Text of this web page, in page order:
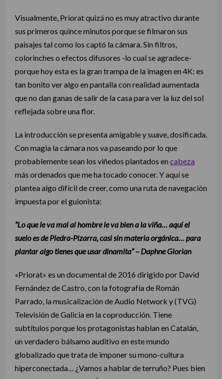
Visualmente, Priorat quizá no es muy atractivo durante
sus primeros quince minutos porque se filmaron sus
paisajes tal como los captó la cámara. Sin filtros,
colorinches o efectos difusores -lo cual se agradece-
porque hoy esta es la gran trampa de la imagen en 4K: es
tan bonito ver algo en pantalla con realidad aumentada
que no dan ganas de salir de la casa para ver la luz del sol
reflejada sobre una flor.
La introducción se presenta amigable y suave, dosificada.
Con magia la cámara nos va paseando por lo que
probablemente sean los viñedos plantados en cabeza
más ordenados que me ha tocado conocer. Y aquí se
plantea algo difícil de creer, como una ruta de navegación
impuesta por el guionista:
”Lo que le va mal al hombre le va bien a la viña… aquí el
suelo es de Piedra-Pizarra, casi sin materia orgánica… para
plantar algo tienes que usar dinamita” – Daphne Glorian
«Priorat» es un documental de 2016 dirigido por David
Fernández de Castro, con la fotografía de Román
Parrado, la musicalización de Audio Network y (TVG)
Televisión de Galicia en la coproducción. Tiene
subtítulos porque los protagonistas hablan en Catalán,
un verdadero bálsamo auditivo en este mundo
globalizado que trata de imponer su mono-cultura
hiperconectada… ¿Vamos a hablar de terruño? Pues bien